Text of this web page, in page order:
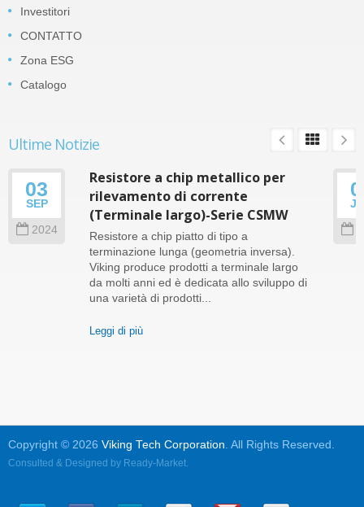
Investitori
CONTATTO
Zona ESG
Catalogo
Ultime Notizie
03
SEP
2024
Resistore a chip metallico per
rilevamento di corrente
(Terminale largo)-Serie CSMW
Resistore a chip piatto di tipo a
terminazione lunga (geometria inversa).
Viking produce prodotti a terminale largo
da molti anni ed è dedicata allo sviluppo di
una varietà di prodotti...
Leggi di più
Copyright © 2026 Viking Tech Corporation . All Rights Reserved.
Consulted & Designed by Ready-Market.